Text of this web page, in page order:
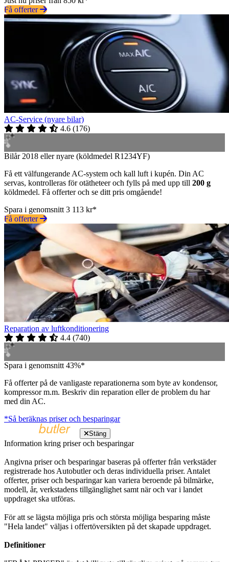
Få offerter
AC-Service (nyare bilar)
4.6 (176)
Bilår 2018 eller nyare (köldmedel R1234YF)
Få ett välfungerande AC-system och kall luft i kupén. Din AC
servas, kontrolleras för otätheteer och fylls på med upp till 200 g
köldmedel. Få offerter och se ditt pris omgående!
Spara i genomsnitt 3 113 kr*
Få offerter
Reparation av luftkonditionering
4.4 (740)
Spara i genomsnitt 43%*
Få offerter på de vanligaste reparationerna som byte av kondensor,
kompressor m.m. Beskriv din reparation eller de problem du har
med din AC.
*Så beräknas priser och besparingar
Stäng
Information kring priser och besparingar
Angivna priser och besparingar baseras på offerter från verkstäder
registrerade hos Autobutler och deras individuella priser. Antalet
offerter, priser och besparingar kan variera beroende på bilmärke,
modell, år, verkstadens tillgänglighet samt när och var i landet
uppdraget ska utföras.
För att se lägsta möjliga pris och största möjliga besparing måste
"Hela landet" väljas i offertöversikten på det skapade uppdraget.
Definitioner